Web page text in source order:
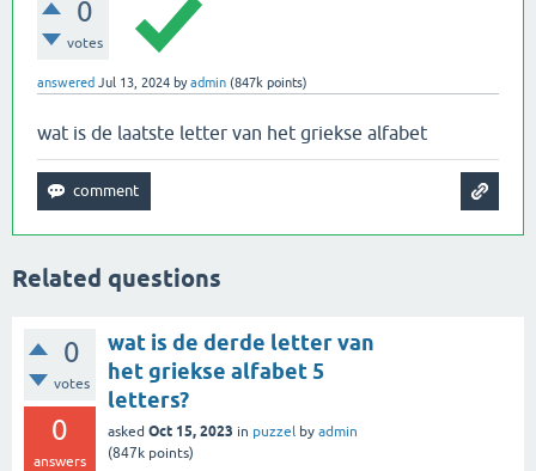
0
votes
answered Jul 13, 2024 byadmin (847k points)
wat is de laatste letter van het griekse alfabet
Related questions
0
votes
0
answers
wat is de derde letter van
het griekse alfabet 5
letters?
asked Oct 15, 2023 in puzzel by admin
(847k points)